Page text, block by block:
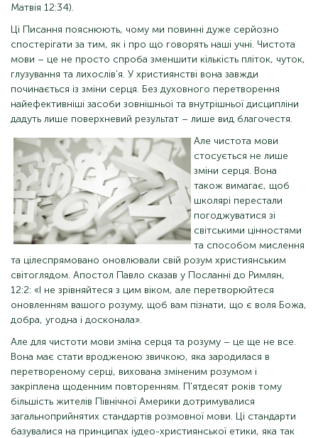
Матвія 12:34).
Ці Писання пояснюють, чому ми повинні дуже серйозно
спостерігати за тим, як і про що говорять наші учні. Чистота
мови – це не просто спроба зменшити кількість пліток, чуток,
глузування та лихослів'я. У християнстві вона завжди
починається із зміни серця. Без духовного перетворення
найефективніші засоби зовнішньої та внутрішньої дисципліни
дадуть лише поверхневий результат – лише вид благочестя.
Але чистота мови
стосується не лише
зміни серця. Вона
також вимагає, щоб
школярі перестали
погоджуватися зі
світськими цінностями
та способом мислення
та цілеспрямовано оновлювали свій розум християнським
світоглядом. Апостол Павло сказав у Посланні до Римлян,
12:2: «І не зрівняйтеся з цим віком, але перетворюйтеся
оновленням вашого розуму, щоб вам пізнати, що є воля Божа,
добра, угодна і досконала».
Але для чистоти мови зміна серця та розуму – це ще не все.
Вона має стати вродженою звичкою, яка зародилася в
перетвореному серці, вихована зміненим розумом і
закріплена щоденним повторенням. П'ятдесят років тому
більшість жителів Північної Америки дотримувалися
загальноприйнятих стандартів розмовної мови. Ці стандарти
базувалися на принципах іудео-християнської етики, яка так